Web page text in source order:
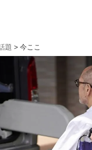
題 > 今ここ